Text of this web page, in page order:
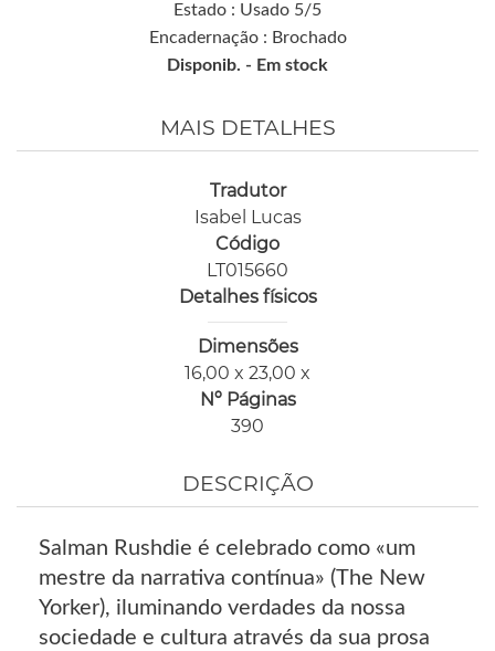
Estado : Usado 5/5
Encadernação : Brochado
Disponib. - Em stock
MAIS DETALHES
Tradutor
Isabel Lucas
Código
LT015660
Detalhes físicos
Dimensões
16,00 x 23,00 x
Nº Páginas
390
DESCRIÇÃO
Salman Rushdie é celebrado como «um
mestre da narrativa contínua» (The New
Yorker), iluminando verdades da nossa
sociedade e cultura através da sua prosa